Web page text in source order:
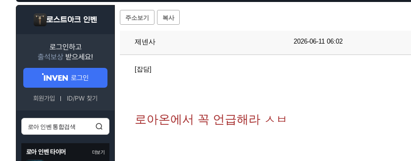
로스트아크 인벤
로그인하고
출석보상 받으세요!
로그인
회원가입 ID/PW 찾기
로아 인벤 타이머 더보기
주소보기 복사
제넨사 2026-06-11 06:02
[잡담]
로아온에서 꼭 언급해라 ㅅㅂ